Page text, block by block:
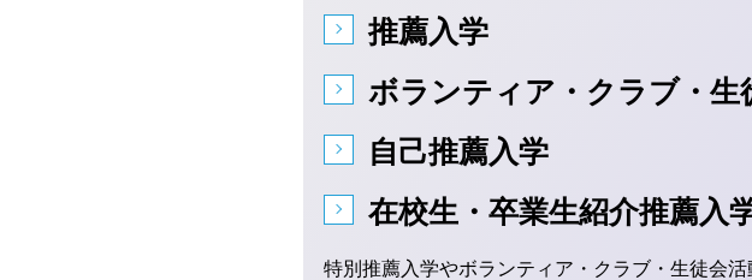
推薦入学
ボランティア・クラブ・生
自己推薦入学
在校生・卒業生紹介推薦入
特別推薦入学やボランティア・クラブ・生徒会